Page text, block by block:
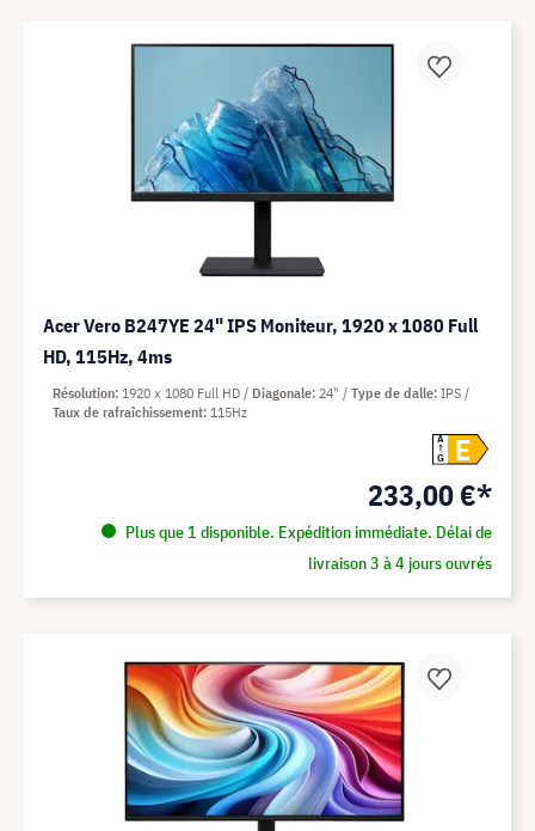
Acer Vero B247YE 24" IPS Moniteur, 1920 x 1080 Full
HD, 115Hz, 4ms
A
G
E
233,00 €*
Plus que 1 disponible. Expédition immédiate. Délai de
livraison 3 à 4 jours ouvrés
Résolution 1920 x 1080 Full HD Diagonale 24" Type de dalle IPS
Taux de rafraîchissement 115Hz